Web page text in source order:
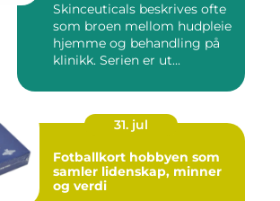
Skinceuticals beskrives ofte
som broen mellom hudpleie
hjemme og behandling på
klinikk. Serien er ut...
31. jul
Fotballkort hobbyen som
samler lidenskap, minner
og verdi